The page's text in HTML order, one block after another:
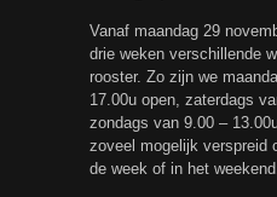
Vanaf maandag 29
drie weken verschillende
rooster. Zo zijn we
17.00u open, zaterdags
zondags van 9.00 –
zoveel mogelijk verspreid
de week of in het